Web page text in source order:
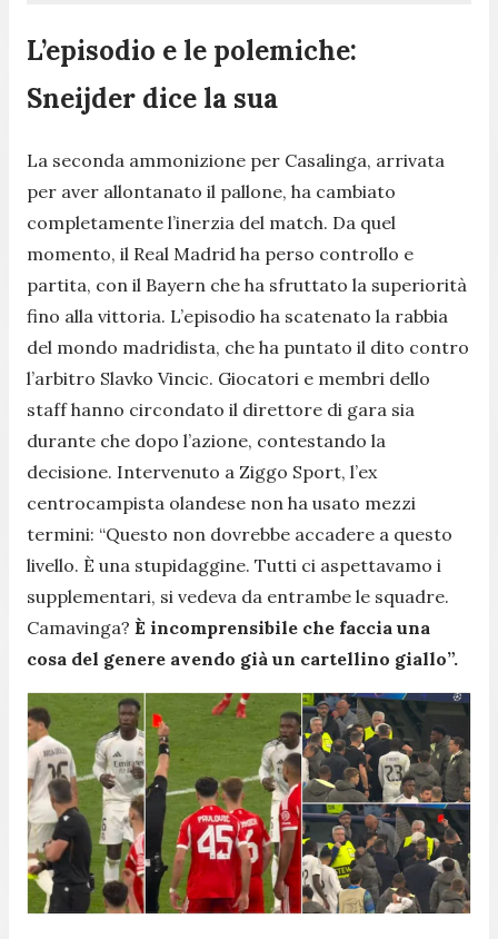
L’episodio e le polemiche:
Sneijder dice la sua
La seconda ammonizione per Casalinga, arrivata
per aver allontanato il pallone, ha cambiato
completamente l’inerzia del match. Da quel
momento, il Real Madrid ha perso controllo e
partita, con il Bayern che ha sfruttato la superiorità
fino alla vittoria. L’episodio ha scatenato la rabbia
del mondo madridista, che ha puntato il dito contro
l’arbitro Slavko Vincic. Giocatori e membri dello
staff hanno circondato il direttore di gara sia
durante che dopo l’azione, contestando la
decisione. Intervenuto a Ziggo Sport, l’ex
centrocampista olandese non ha usato mezzi
termini: “Questo non dovrebbe accadere a questo
livello. È una stupidaggine. Tutti ci aspettavamo i
supplementari, si vedeva da entrambe le squadre.
Camavinga? È incomprensibile che faccia una
cosa del genere avendo già un cartellino giallo”.